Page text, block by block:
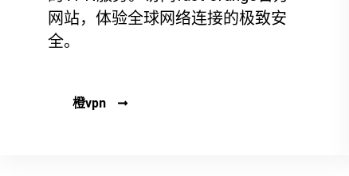
网站，体验全球网络连接的极致安
全。
橙vpn